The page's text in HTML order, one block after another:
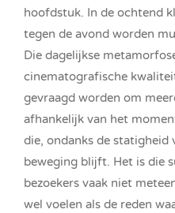
hoofdstuk. In de ochtend
tegen de avond worden
Die dagelijkse
cinematografische
gevraagd worden om
afhankelijk van het
die, ondanks de statigheid
beweging blijft. Het is die
bezoekers vaak niet
wel voelen als de reden